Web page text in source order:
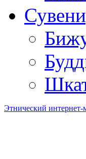
Этнический интернет-